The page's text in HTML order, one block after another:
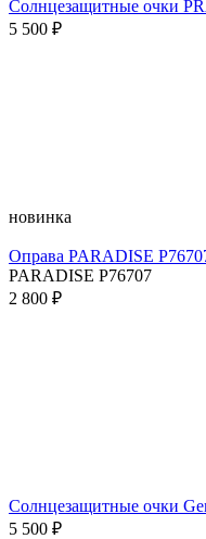
Солнцезащитные очки
5 500 ₽
новинка
Оправа PARADISE
PARADISE P76707
2 800 ₽
Солнцезащитные очки
5 500 ₽